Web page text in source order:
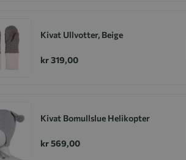
Kivat Ullvotter, Beige
kr 319,00
Kivat Bomullslue Helikopter
kr 569,00